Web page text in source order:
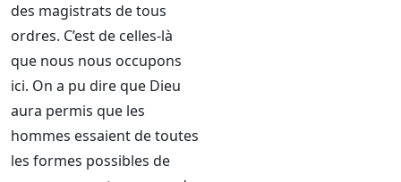
des magistrats de tous
ordres. C’est de celles-là
que nous nous occupons
ici. On a pu dire que Dieu
aura permis que les
hommes essaient de toutes
les formes possibles de